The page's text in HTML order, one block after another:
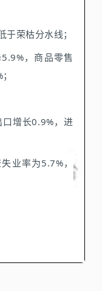
荣枯分水线；
，商品零售
增长0.9%，进
业率为5.7%，